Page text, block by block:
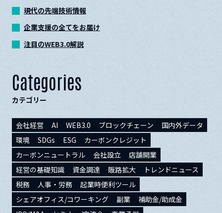
現代の先端技術情報
企業支援の全てをお届け
注目のWEB3.0解説
Categories
カテゴリー
会社経営 AI WEB3.0 ブロックチェーン
国内外データ
環境
SDGs ESG
カーボンクレジット
カーボンニュートラル
会社設立
店舗開業
経営の基礎知識
資金調達 販路拡大
トレンドニュース
税務
人事・労務
起業時便利ツール
シェアオフィス/コワーキング
副業
補助金/助成金